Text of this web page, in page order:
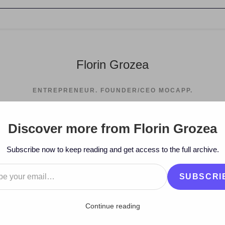
Florin Grozea
ENTREPRENEUR. FOUNDER/CEO MOCAPP.
Discover more from Florin Grozea
Subscribe now to keep reading and get access to the full archive.
Continue reading